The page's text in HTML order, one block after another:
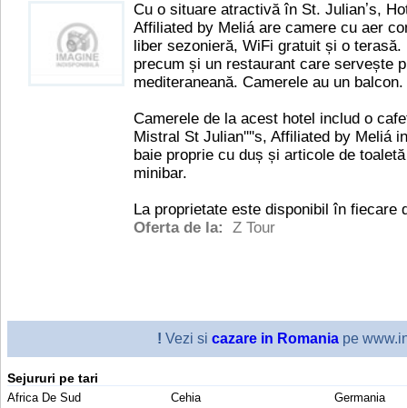
Cu o situare atractivă în St. Julianʼs,
Affiliated by Meliá are camere cu aer
liber sezonieră, WiFi gratuit și o terasă.
precum și un restaurant care servește
mediteraneană. Camerele au un balcon.
Camerele de la acest hotel includ o
Mistral St Julian''''s, Affiliated by Meliá
baie proprie cu duș și articole de
minibar.
La proprietate este disponibil în fiecare
Oferta de la:
Z Tour
! Vezi si cazare in Romania pe
Sejururi pe tari
Africa De Sud
Cehia
Germania